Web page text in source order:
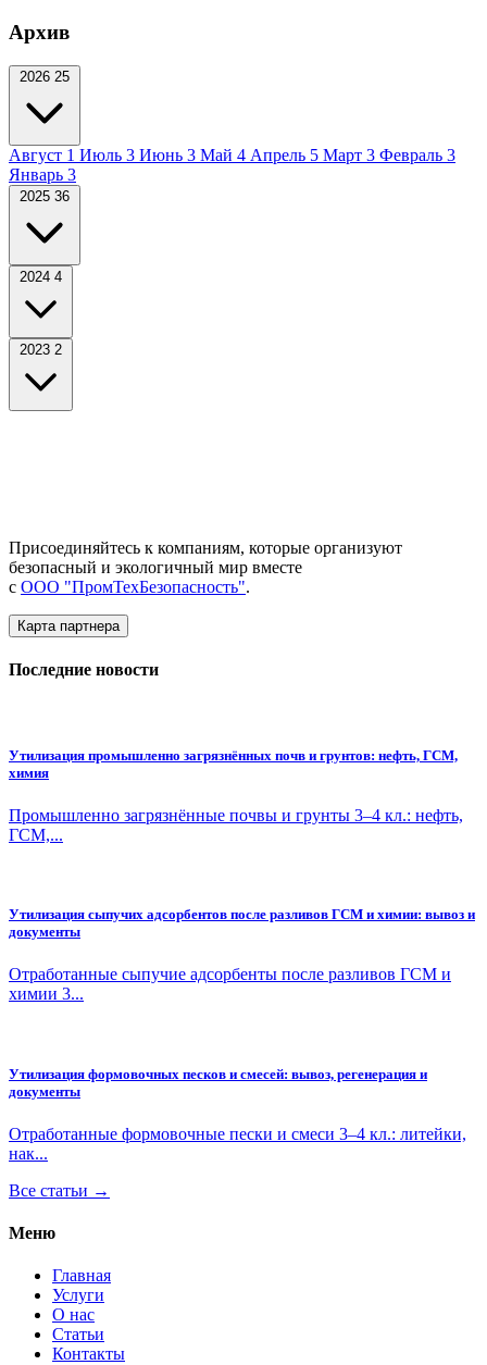
Архив
2026 25
Август 1 Июль 3 Июнь 3 Май 4 Апрель 5 Март 3 Февраль 3
Январь 3
2025 36
2024 4
2023 2
Присоединяйтесь к компаниям, которые организуют
безопасный и экологичный мир вместе
с ООО "ПромТехБезопасность".
Карта партнера
Последние новости
Утилизация промышленно загрязнённых почв и грунтов: нефть, ГСМ,
химия
Промышленно загрязнённые почвы и грунты 3–4 кл.: нефть,
ГСМ,...
Утилизация сыпучих адсорбентов после разливов ГСМ и химии: вывоз и
документы
Отработанные сыпучие адсорбенты после разливов ГСМ и
химии 3...
Утилизация формовочных песков и смесей: вывоз, регенерация и
документы
Отработанные формовочные пески и смеси 3–4 кл.: литейки,
нак...
Все статьи →
Меню
Главная
Услуги
О нас
Статьи
Контакты